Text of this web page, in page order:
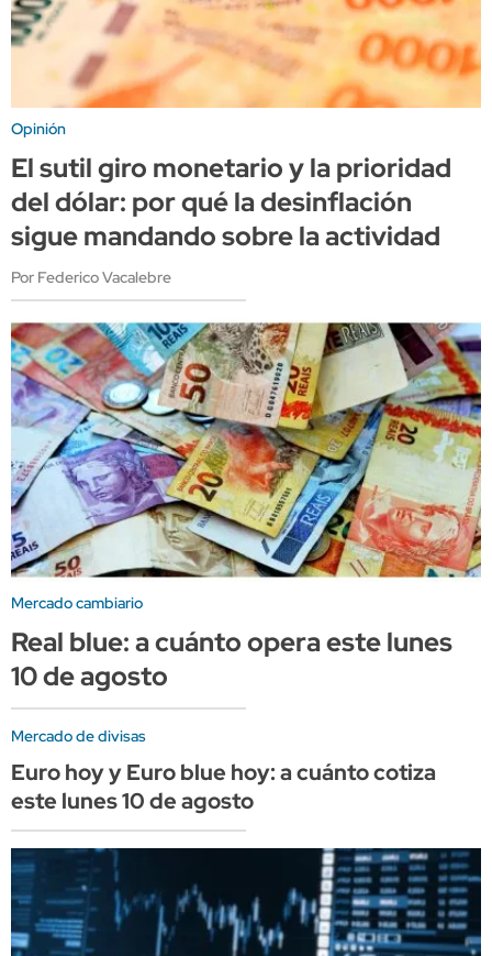
Opinión
El sutil giro monetario y la prioridad
del dólar: por qué la desinflación
sigue mandando sobre la actividad
Por Federico Vacalebre
Mercado cambiario
Real blue: a cuánto opera este lunes
10 de agosto
Mercado de divisas
Euro hoy y Euro blue hoy: a cuánto cotiza
este lunes 10 de agosto